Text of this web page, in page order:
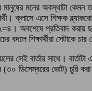
মানুষের মনের অবস্থাটা
ক্লাসে এসে শিক্ষক
অবশেষে প্রতিবাদ
শিক্ষার্থীরা সেটাকে
সেই বার্তার সাথে।
ডিসেম্বরের ভোট) চুরি